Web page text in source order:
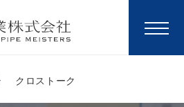
クロストーク